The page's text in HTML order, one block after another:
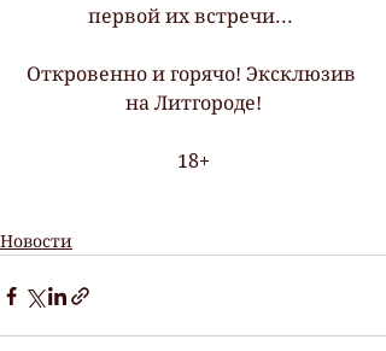
первой их встречи...
Откровенно и горячо! Эксклюзив
на Литгороде!
18+
Новости